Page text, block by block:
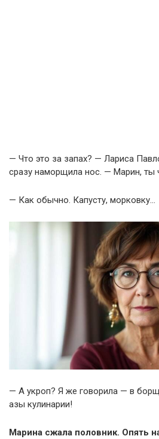
— Что это за запах? — Лариса
сразу наморщила нос. — Марин, ты
— Как обычно. Капусту, морковку…
— А укроп? Я же говорила — в
азы кулинарии!
Марина сжала половник. Опять